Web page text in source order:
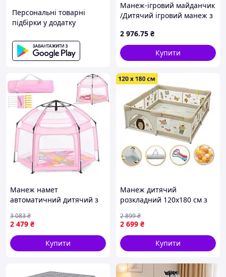
Персональні товарні
підбірки у додатку
Манеж-ігровий майданчик
/Дитячий ігровий манеж з
намет / Манеж для дітей
180х120см
2 976.75 ₴
Купити
Манеж намет
автоматичний дитячий з
рожевий 146х127х110 см з
килимком для дому Toyvoo
2 479 ₴
3 083₴
Купити
Манеж дитячий
розкладний 120х180 см з
стінками та сумкою в
комплекті
2 699 ₴
2 899₴
Купити